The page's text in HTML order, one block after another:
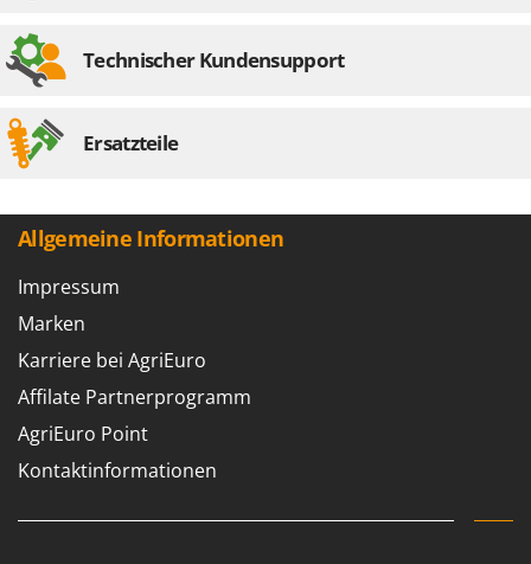
Technischer Kundensupport
Ersatzteile
Allgemeine Informationen
Impressum
Marken
Karriere bei AgriEuro
Affilate Partnerprogramm
AgriEuro Point
Kontaktinformationen